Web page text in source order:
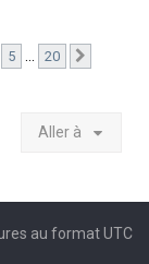
5 … 20
Aller à
au formatUTC